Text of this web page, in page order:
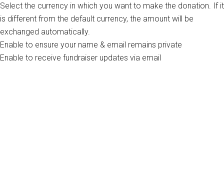
Select the currency in which you want to make the donation. If it
is different from the default currency, the amount will be
exchanged automatically.
Enable to ensure your name & email remains private
Enable to receive fundraiser updates via email